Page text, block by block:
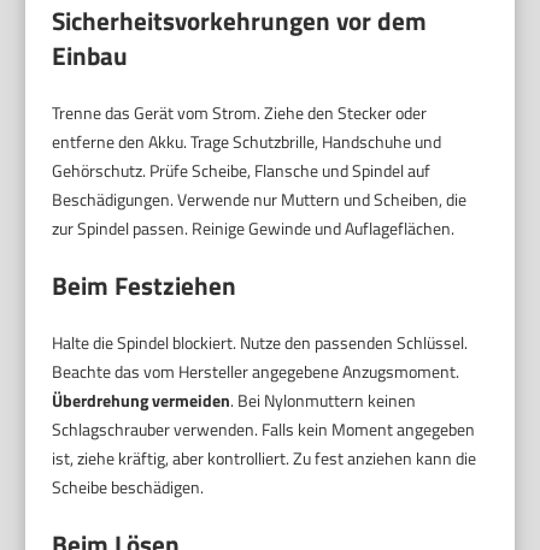
Sicherheitsvorkehrungen vor dem
Einbau
Trenne das Gerät vom Strom. Ziehe den Stecker oder
entferne den Akku. Trage Schutzbrille, Handschuhe und
Gehörschutz. Prüfe Scheibe, Flansche und Spindel auf
Beschädigungen. Verwende nur Muttern und Scheiben, die
zur Spindel passen. Reinige Gewinde und Auflageflächen.
Beim Festziehen
Halte die Spindel blockiert. Nutze den passenden Schlüssel.
Beachte das vom Hersteller angegebene Anzugsmoment.
Überdrehung vermeiden. Bei Nylonmuttern keinen
Schlagschrauber verwenden. Falls kein Moment angegeben
ist, ziehe kräftig, aber kontrolliert. Zu fest anziehen kann die
Scheibe beschädigen.